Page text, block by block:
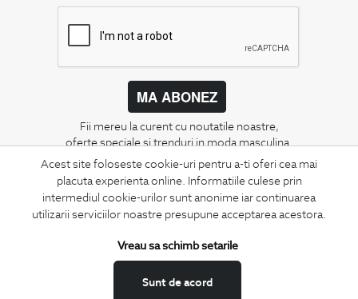
Acest site foloseste cookie-uri pentru a-ti oferi cea mai
placuta experienta online. Informatiile culese prin
intermediul cookie-urilor sunt anonime iar continuarea
utilizarii serviciilor noastre presupune acceptarea acestora.
Sunt de acord
Vreau sa schimb setarile
MA ABONEZ
Fii mereu la curent cu noutatile noastre,
oferte speciale si trenduri in moda masculina.
CONCIERGE
Termeni si conditii
Schimburi si retur
Securitatea datelor
ANPC